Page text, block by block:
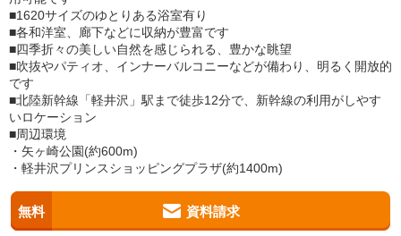
■1620サイズのゆとりある浴室有り
■各和洋室、廊下などに収納が豊富です
■四季折々の美しい自然を感じられる、豊かな眺望
■吹抜やパティオ、インナーバルコニーなどが備わり、明るく開放的
です
■北陸新幹線「軽井沢」駅まで徒歩12分で、新幹線の利用がしやす
いロケーション
■周辺環境
・矢ヶ崎公園(約600m)
・軽井沢プリンスショッピングプラザ(約1400m)
無料 資料請求